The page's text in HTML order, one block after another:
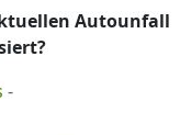
Autounfall
-